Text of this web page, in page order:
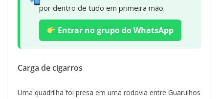
por dentro de tudo em primeira mão.
Entrar no grupo do WhatsApp
Carga de cigarros
Uma quadrilha foi presa em uma rodovia entre Guarulhos